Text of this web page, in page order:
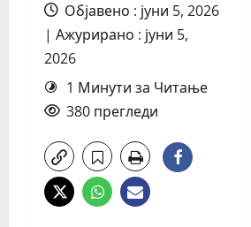
Објавено : јуни 5, 2026
| Ажурирано : јуни 5,
2026
1 Минути за Читање
380 прегледи